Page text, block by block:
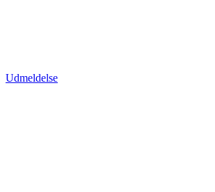
Udmeldelse